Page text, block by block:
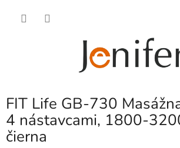
FIT Life GB-730
4 nástavcami, 1800-
čierna